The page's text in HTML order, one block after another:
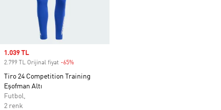
Sale price
1.039 TL
2.799 TL Orijinal fiyat -65%
Tiro 24 Competition Training
Eşofman Altı
Futbol,
2 renk